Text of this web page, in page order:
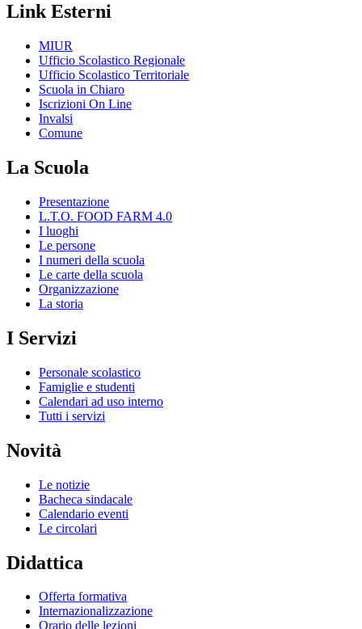
Link Esterni
MIUR
Ufficio Scolastico Regionale
Ufficio Scolastico Territoriale
Scuola in Chiaro
Iscrizioni On Line
Invalsi
Comune
La Scuola
Presentazione
L.T.O. FOOD FARM 4.0
I luoghi
Le persone
I numeri della scuola
Le carte della scuola
Organizzazione
La storia
I Servizi
Personale scolastico
Famiglie e studenti
Calendari ad uso interno
Tutti i servizi
Novità
Le notizie
Bacheca sindacale
Calendario eventi
Le circolari
Didattica
Offerta formativa
Internazionalizzazione
Orario delle lezioni